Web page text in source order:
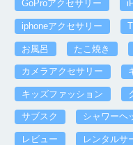
GoProアクセサリー
iphoneアクセサリー
お風呂 たこ焼き
カメラアクセサリー
キッズファッション
サブスク シャワーヘ
レビュー レンタルサ